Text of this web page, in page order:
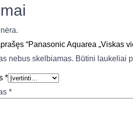
“Panasonic Aquarea „Viskas
nebus skelbiamas. Būtini laukeliai
*
*